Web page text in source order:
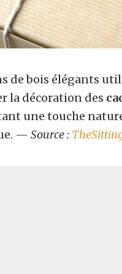
de bois élégants
la décoration des
une touche
— Source :